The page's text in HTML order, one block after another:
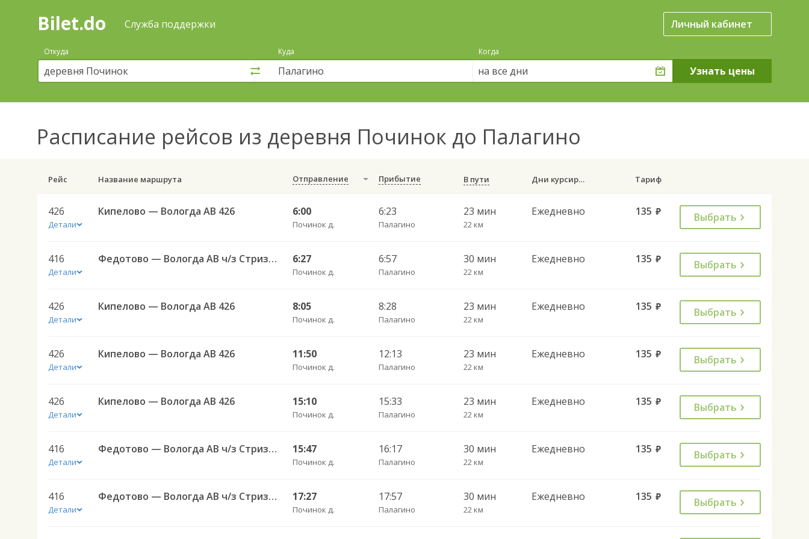
Поиск
покупка
билетов
автобус
онлайн
Bilet.do Служба поддержки Личный кабинет
Откуда Куда Когда
на все дни
Расписание рейсов из деревня Починок до Палагино
Рейс Название маршрута Отправление Прибытие В пути Дни курсирования Тариф
426
Детали
Кипелово — Вологда АВ 426 6:00
Починок д.
6:23
Палагино
23 мин
22 км
Ежедневно 135 руб. Выбрать
416
Детали
Федотово — Вологда АВ ч/з Стризнево 416 6:27
Починок д.
6:57
Палагино
30 мин
22 км
Ежедневно 135 руб. Выбрать
426
Детали
Кипелово — Вологда АВ 426 8:05
Починок д.
8:28
Палагино
23 мин
22 км
Ежедневно 135 руб. Выбрать
426
Детали
Кипелово — Вологда АВ 426 11:50
Починок д.
12:13
Палагино
23 мин
22 км
Ежедневно 135 руб. Выбрать
426
Детали
Кипелово — Вологда АВ 426 15:10
Починок д.
15:33
Палагино
23 мин
22 км
Ежедневно 135 руб. Выбрать
416
Детали
Федотово — Вологда АВ ч/з Стризнево 416 15:47
Починок д.
16:17
Палагино
30 мин
22 км
Ежедневно 135 руб. Выбрать
416
Детали
Федотово — Вологда АВ ч/з Стризнево 416 17:27
Починок д.
17:57
Палагино
30 мин
22 км
Ежедневно 135 руб. Выбрать